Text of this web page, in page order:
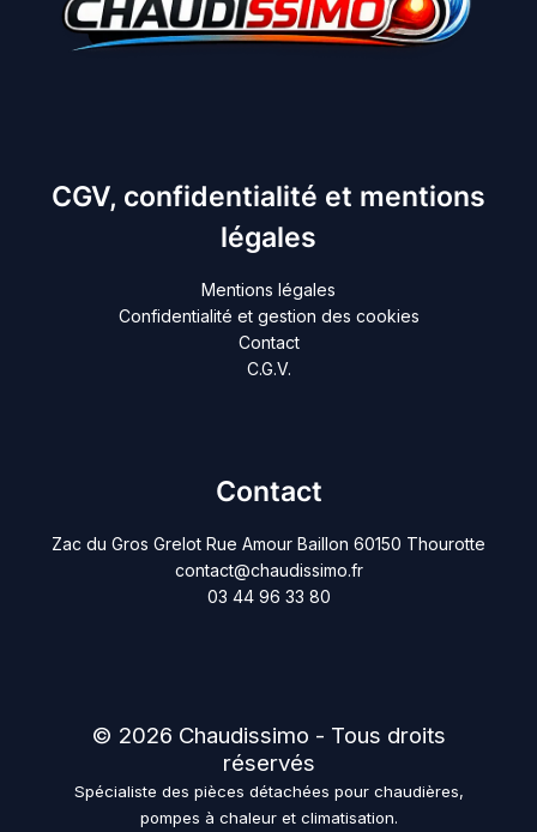
CGV, confidentialité et mentions
légales
Mentions légales
Confidentialité et gestion des cookies
Contact
C.G.V.
Contact
Zac du Gros Grelot Rue Amour Baillon 60150 Thourotte
contact@chaudissimo.fr
03 44 96 33 80
© 2026 Chaudissimo - Tous droits
réservés
Spécialiste des pièces détachées pour chaudières,
pompes à chaleur et climatisation.